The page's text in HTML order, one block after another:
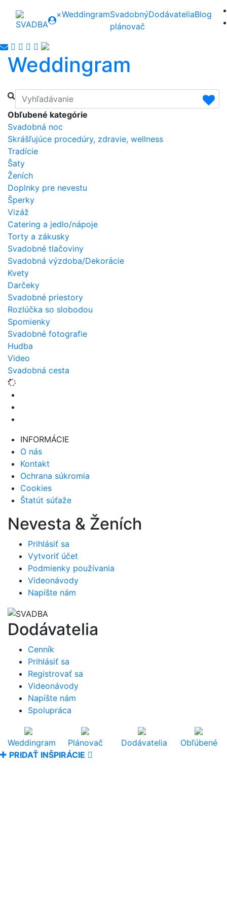
×WeddingramSvadobný
plánovač
DodávateliaBlog
Weddingram
Obľubené kategórie
Svadobná noc
Skrášľujúce procedúry, zdravie, wellness
Tradície
Šaty
Ženích
Doplnky pre nevestu
Šperky
Vizáž
Catering a jedlo/nápoje
Torty a zákusky
Svadobné tlačoviny
Svadobná výzdoba/Dekorácie
Kvety
Darčeky
Svadobné priestory
Rozlúčka so slobodou
Spomienky
Svadobné fotografie
Hudba
Video
Svadobná cesta
INFORMÁCIE
O nás
Kontakt
Ochrana súkromia
Cookies
Štatút súťaže
Nevesta & Ženích
Prihlásiť sa
Vytvoriť účet
Podmienky používania
Videonávody
Napíšte nám
Dodávatelia
Cenník
Prihlásiť sa
Registrovať sa
Videonávody
Napíšte nám
Spolupráca
Weddingram Plánovač Dodávatelia
Obľúbené
PRIDAŤ INŠPIRÁCIE